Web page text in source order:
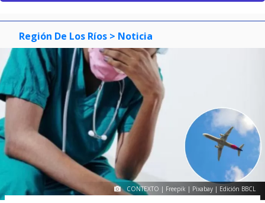
Región De Los Ríos > Noticia
CONTEXTO | Freepik | Pixabay | Edición BBCL